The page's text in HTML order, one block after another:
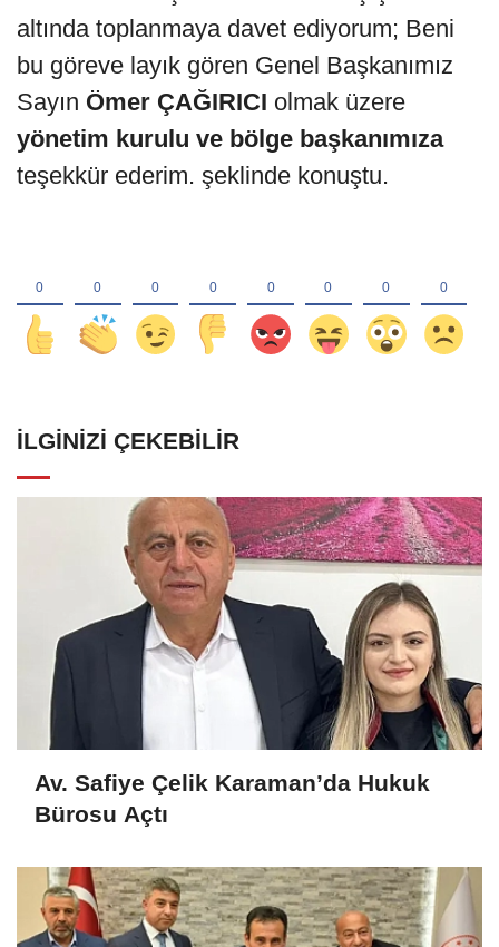
altında toplanmaya davet ediyorum; Beni
bu göreve layık gören Genel Başkanımız
Sayın Ömer ÇAĞIRICI olmak üzere
yönetim kurulu ve bölge başkanımıza
teşekkür ederim. şeklinde konuştu.
İLGINIZI ÇEKEBILIR
Av. Safiye Çelik Karaman’da Hukuk
Bürosu Açtı